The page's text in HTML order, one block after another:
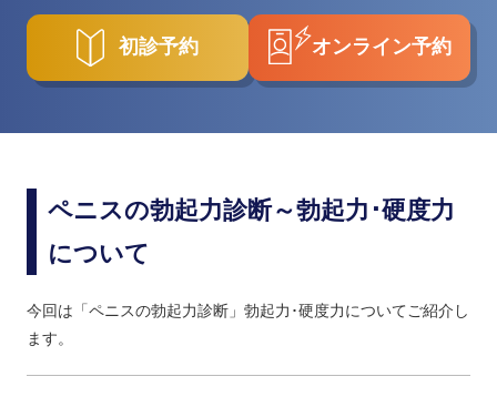
初診予約 オンライン予約
ペニスの勃起力診断～勃起力･硬度力
について
今回は「ペニスの勃起力診断」勃起力･硬度力についてご紹介し
ます。